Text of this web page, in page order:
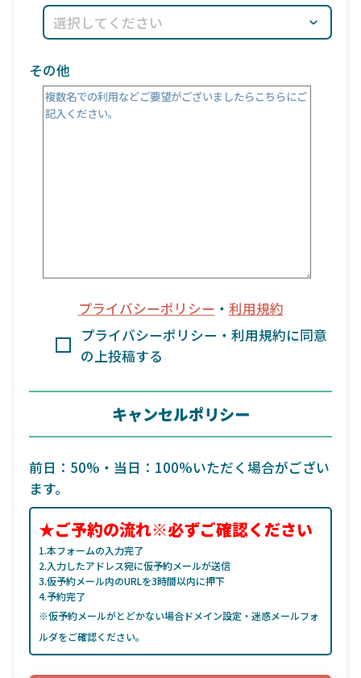
その他
プライバシーポリシー ・ 利用規約
プライバシーポリシー・利用規約に同意
の上投稿する
キャンセルポリシー
前日：50%・当日：100%いただく場合がござい
ます。
★ご予約の流れ※必ずご確認ください
1.本フォームの入力完了
2.入力したアドレス宛に仮予約メールが送信
3.仮予約メール内のURLを3時間以内に押下
4.予約完了
※仮予約メールがとどかない場合ドメイン設定・迷惑メールフォ
ルダをご確認ください。